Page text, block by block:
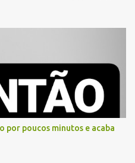
enviou um documento em
oficial da instituição financeira.
telefone e encaminhou um
lo pelo computador para
Após realizar o
bloqueada por algumas
a vítima tentou
por poucos minutos e acaba